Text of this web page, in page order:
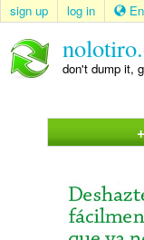
sign up log in
don't dump it,